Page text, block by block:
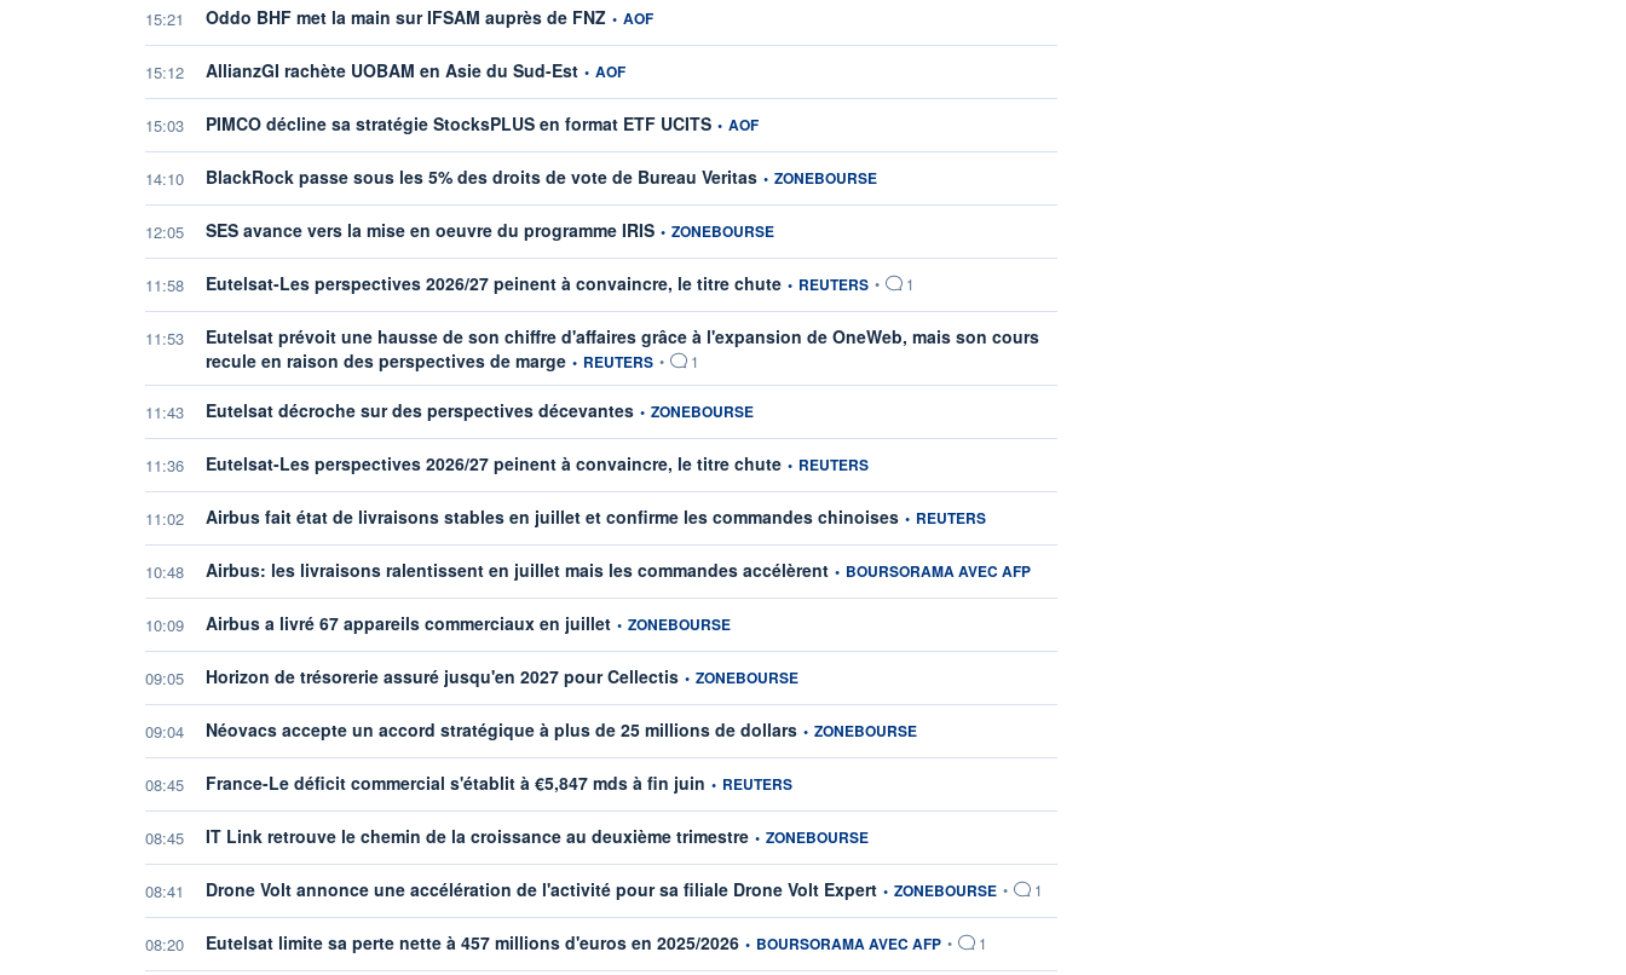
15:21 Oddo BHF met la main sur IFSAM auprès de FNZ information fournie par
• AOF
15:12 AllianzGI rachète UOBAM en Asie du Sud-Estinformation fournie par
• AOF
15:03 PIMCO décline sa stratégie StocksPLUS en format ETF UCITSinformation fournie par
• AOF
14:10 BlackRock passe sous les 5% des droits de vote de Bureau Veritas information fournie par
• ZONEBOURSE
12:05 SES avance vers la mise en oeuvre du programme IRISinformation fournie par
• ZONEBOURSE
11:58 Eutelsat-Les perspectives 2026/27 peinent à convaincre, le titre chute information fournie par
• REUTERS • 1
11:53
Eutelsat prévoit une hausse de son chiffre d'affaires grâce à l'expansion de OneWeb, mais son cours
recule en raison des perspectives de marge information fournie par
• REUTERS • 1
11:43 Eutelsat décroche sur des perspectives décevantes information fournie par
• ZONEBOURSE
11:36 Eutelsat-Les perspectives 2026/27 peinent à convaincre, le titre chute information fournie par
• REUTERS
11:02 Airbus fait état de livraisons stables en juillet et confirme les commandes chinoises information fournie par
• REUTERS
10:48 Airbus: les livraisons ralentissent en juillet mais les commandes accélèrentinformation fournie par
• BOURSORAMA AVEC AFP
10:09 Airbus a livré 67 appareils commerciaux en juilletinformation fournie par
• ZONEBOURSE
09:05 Horizon de trésorerie assuré jusqu'en 2027 pour Cellectis information fournie par
• ZONEBOURSE
09:04 Néovacs accepte un accord stratégique à plus de 25 millions de dollars information fournie par
• ZONEBOURSE
08:45 France-Le déficit commercial s'établit à €5,847 mds à fin juin information fournie par
• REUTERS
08:45 IT Link retrouve le chemin de la croissance au deuxième trimestre information fournie par
• ZONEBOURSE
08:41 Drone Volt annonce une accélération de l'activité pour sa filiale Drone Volt Expertinformation fournie par
• ZONEBOURSE • 1
08:20 Eutelsat limite sa perte nette à 457 millions d'euros en 2025/2026 information fournie par
• BOURSORAMA AVEC AFP • 1